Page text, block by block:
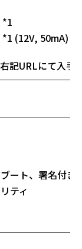
*1
(12V, 50mA)
記URLにて入
ート、署名付
ティ